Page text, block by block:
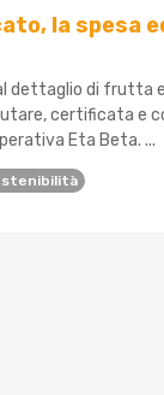
la spesa
dettaglio di frutta
certificata e
Eta Beta. ...